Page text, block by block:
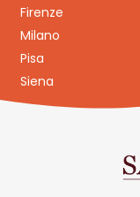
Firenze
Milano
Pisa
Siena